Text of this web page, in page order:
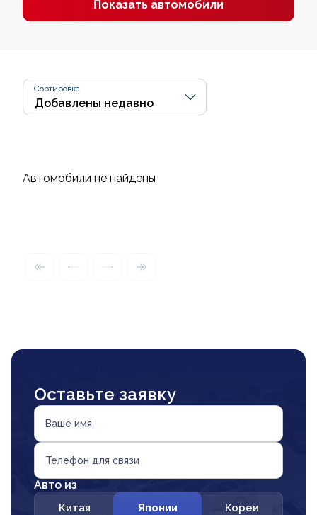
Показать автомобили
Сортировка
Автомобили не найдены
Оставьте заявку
Ваше имя
Телефон для связи
Авто из
Китая Японии Кореи